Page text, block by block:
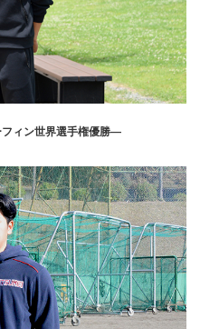
ィン世界選手権優勝―